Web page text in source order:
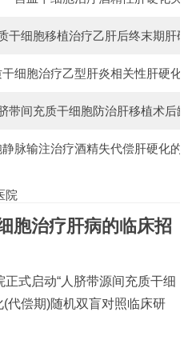
干细胞移植治疗乙肝后终末期肝
细胞治疗乙型肝炎相关性肝硬
带间充质干细胞防治肝移植术后
脉输注治疗酒精失代偿肝硬化
院
胞治疗肝病的临床招
式启动“人脐带源间充质干细
代偿期)随机双盲对照临床研